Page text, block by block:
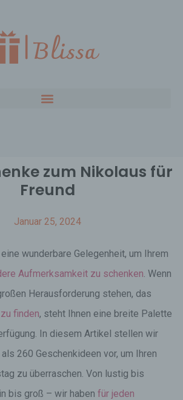
zum Nikolaus für
Freund
Januar 25, 2024
wunderbare Gelegenheit, um Ihrem
Aufmerksamkeit zu schenken. Wenn
Herausforderung stehen, das
finden, steht Ihnen eine breite Palette
In diesem Artikel stellen wir
260 Geschenkideen vor, um Ihren
zu überraschen. Von lustig bis
bis groß – wir haben für jeden